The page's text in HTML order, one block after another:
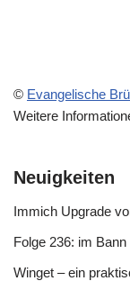
© Evangelische
Weitere
Neuigkeiten
Immich Upgrade
Folge 236: im
Winget – ein